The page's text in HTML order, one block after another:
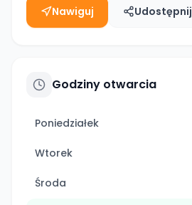
Nawiguj Udostępnij
Godziny otwarcia
Poniedziałek
Wtorek
Środa